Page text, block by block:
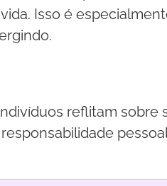
Isso é
reflitam sobre